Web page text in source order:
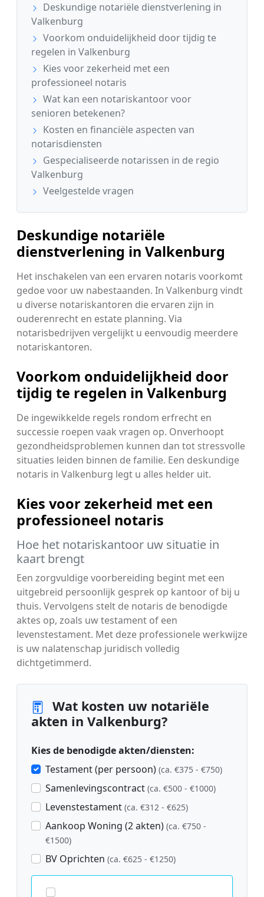
Deskundige notariële dienstverlening in
Valkenburg
Voorkom onduidelijkheid door tijdig te
regelen in Valkenburg
Kies voor zekerheid met een
professioneel notaris
Wat kan een notariskantoor voor
senioren betekenen?
Kosten en financiële aspecten van
notarisdiensten
Gespecialiseerde notarissen in de regio
Valkenburg
Veelgestelde vragen
Deskundige notariële
dienstverlening in Valkenburg
Het inschakelen van een ervaren notaris voorkomt
gedoe voor uw nabestaanden. In Valkenburg vindt
u diverse notariskantoren die ervaren zijn in
ouderenrecht en estate planning. Via
notarisbedrijven vergelijkt u eenvoudig meerdere
notariskantoren.
Voorkom onduidelijkheid door
tijdig te regelen in Valkenburg
De ingewikkelde regels rondom erfrecht en
successie roepen vaak vragen op. Onverhoopt
gezondheidsproblemen kunnen dan tot stressvolle
situaties leiden binnen de familie. Een deskundige
notaris in Valkenburg legt u alles helder uit.
Kies voor zekerheid met een
professioneel notaris
Hoe het notariskantoor uw situatie in
kaart brengt
Een zorgvuldige voorbereiding begint met een
uitgebreid persoonlijk gesprek op kantoor of bij u
thuis. Vervolgens stelt de notaris de benodigde
aktes op, zoals uw testament of een
levenstestament. Met deze professionele werkwijze
is uw nalatenschap juridisch volledig
dichtgetimmerd.
Wat kosten uw notariële
akten in Valkenburg?
Kies de benodigde akten/diensten:
Testament (per persoon) (ca. €375 - €750)
Samenlevingscontract (ca. €500 - €1000)
Levenstestament (ca. €312 - €625)
Aankoop Woning (2 akten) (ca. €750 -
€1500)
BV Oprichten (ca. €625 - €1250)